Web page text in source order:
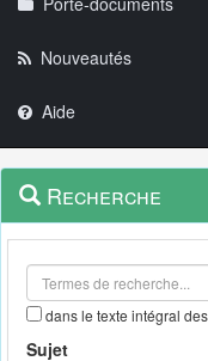
Nouveautés
Aide
Navigation
outils
Menu
contextuel
Recherche
dans le texte intégral
Sujet